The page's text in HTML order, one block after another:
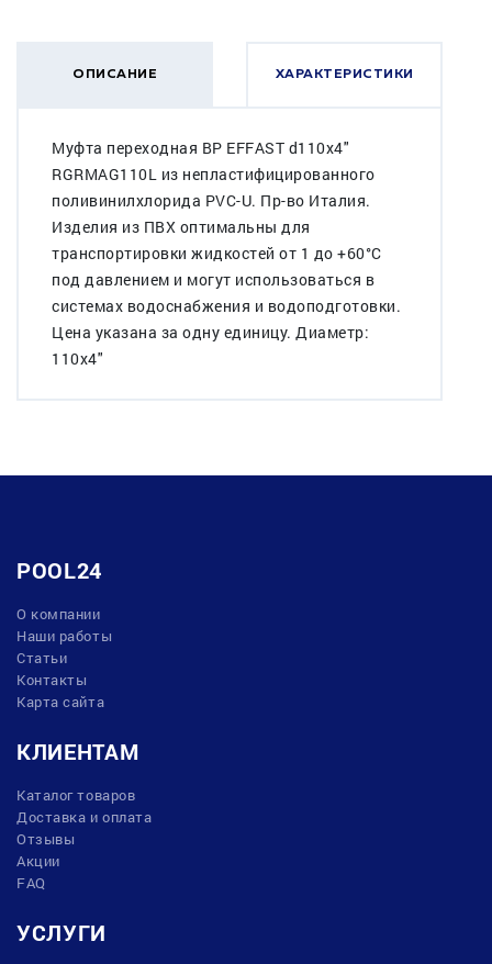
ОПИСАНИЕ ХАРАКТЕРИСТИКИ
Муфта переходная ВР EFFAST d110x4"
RGRMAG110L из непластифицированного
поливинилхлорида PVC-U. Пр-во Италия.
Изделия из ПВХ оптимальны для
транспортировки жидкостей от 1 до +60°C
под давлением и могут использоваться в
системах водоснабжения и водоподготовки.
Цена указана за одну единицу. Диаметр:
110x4"
POOL24
О компании
Наши работы
Статьи
Контакты
Карта сайта
КЛИЕНТАМ
Каталог товаров
Доставка и оплата
Отзывы
Акции
FAQ
УСЛУГИ